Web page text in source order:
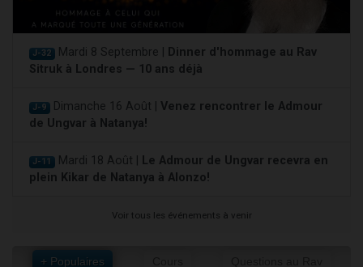
J-32 Mardi 8 Septembre | Dinner d'hommage au Rav
Sitruk à Londres — 10 ans déjà
J-9 Dimanche 16 Août | Venez rencontrer le Admour
de Ungvar à Natanya!
J-11 Mardi 18 Août | Le Admour de Ungvar recevra en
plein Kikar de Natanya à Alonzo!
Voir tous les événements à venir
+ Populaires